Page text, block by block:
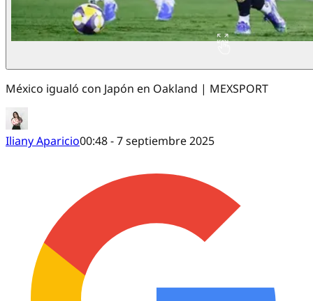
México igualó con Japón en Oakland | MEXSPORT
Iliany Aparicio00:48 - 7 septiembre 2025